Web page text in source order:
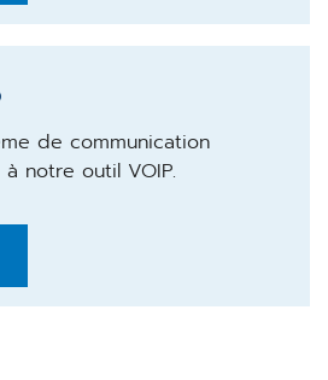
de communication
notre outil VOIP.